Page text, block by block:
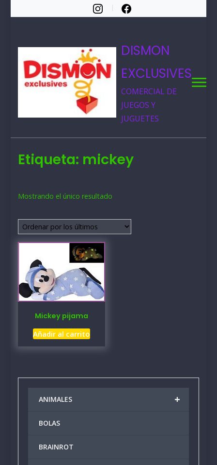
DISMON
EXCLUSIVES
COMERCIAL DE
JUEGOS Y
JUGUETES
Etiqueta: mickey
Mostrando el único resultado
Mickey pijama
Añadir al carrito
+
ANIMALES
BOLAS
BRAINROT